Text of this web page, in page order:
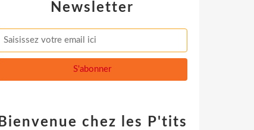
Newsletter
Bienvenue chez les P'tits